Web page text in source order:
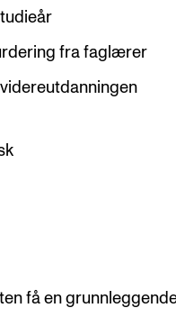
fra faglærer
få en